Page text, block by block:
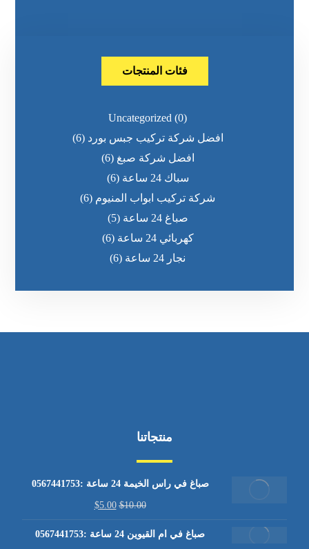
فئات المنتجات
Uncategorized (0)
افضل شركة تركيب جبس بورد (6)
افضل شركة صبغ (6)
سباك 24 ساعة
(6)
شركة تركيب ابواب المنيوم (6)
صباغ 24 ساعة
(5)
كهربائي 24 ساعة
(6)
نجار 24 ساعة
(6)
منتجاتنا
صباغ في راس الخيمة 24 ساعة :0567441753
$10.00
$5.00
صباغ في ام القيوين 24 ساعة :0567441753